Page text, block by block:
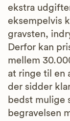
ekstra
eksempelvis
gravsten,
Derfor kan
mellem
at ringe til en
der sidder
bedst mulige
begravelsen